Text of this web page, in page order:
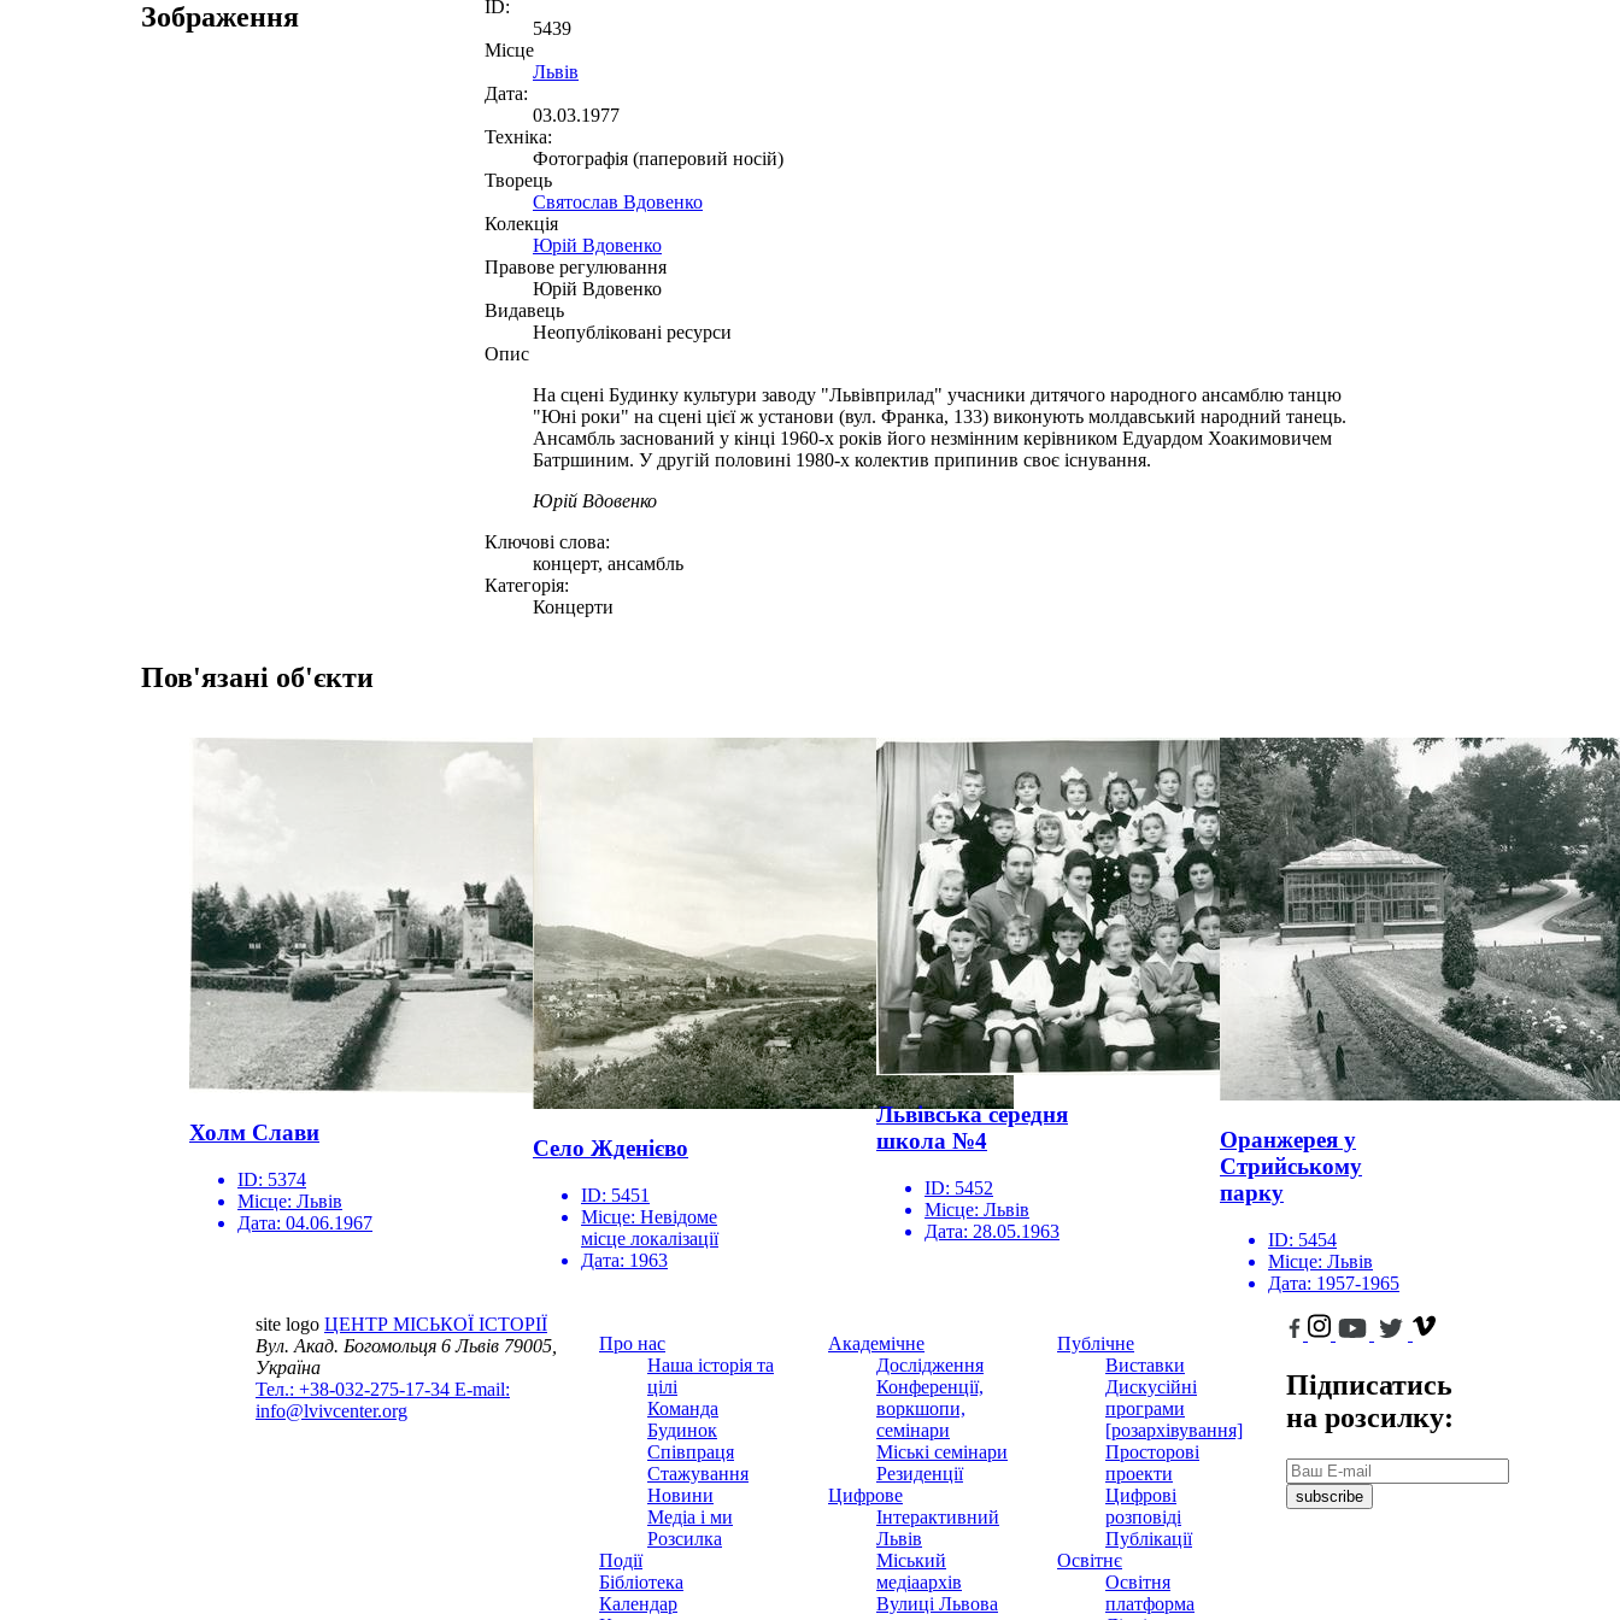
Зображення
ID:
5439
Місце
Львів
Дата:
03.03.1977
Техніка:
Фотографія (паперовий носій)
Творець
Святослав Вдовенко
Колекція
Юрій Вдовенко
Правове регулювання
Юрій Вдовенко
Видавець
Неопубліковані ресурси
Опис
На сцені Будинку культури заводу "Львівприлад" учасники дитячого народного ансамблю танцю
"Юні роки" на сцені цієї ж установи (вул. Франка, 133) виконують молдавський народний танець.
Ансамбль заснований у кінці 1960-х років його незмінним керівником Едуардом Хоакимовичем
Батршиним. У другій половині 1980-х колектив припинив своє існування.
Юрій Вдовенко
Ключові слова:
концерт, ансамбль
Категорія:
Концерти
Пов'язані об'єкти
Холм Слави
ID: 5374
Місце: Львів
Дата: 04.06.1967
Село Жденієво
ID: 5451
Місце: Невідоме
місце локалізації
Дата: 1963
Львівська середня
школа №4
ID: 5452
Місце: Львів
Дата: 28.05.1963
Оранжерея у
Стрийському
парку
ID: 5454
Місце: Львів
Дата: 1957-1965
site logo ЦЕНТР МІСЬКОЇ ІСТОРІЇ
Вул. Акад. Богомольця 6Львів 79005,
Україна
Тел.: +38-032-275-17-34 E-mail:
info@lvivcenter.org
Про нас
Наша історія та
цілі
Команда
Будинок
Співпраця
Стажування
Новини
Медіа і ми
Розсилка
Події
Бібліотека
Календар
Академічне
Дослідження
Конференції,
воркшопи,
семінари
Міські семінари
Резиденції
Цифрове
Інтерактивний
Львів
Міський
медіаархів
Вулиці Львова
Публічне
Виставки
Дискусійні
програми
[розархівування]
Просторові
проекти
Цифрові
розповіді
Публікації
Освітнє
Освітня
платформа
Підписатись
на розсилку:
subscribe